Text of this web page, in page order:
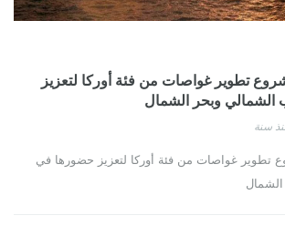
تطوير غواصات من فئة أوركا لتعزيز
وبحر الشمال
سنة
تطوير غواصات من فئة أوركا لتعزيز حضورها في